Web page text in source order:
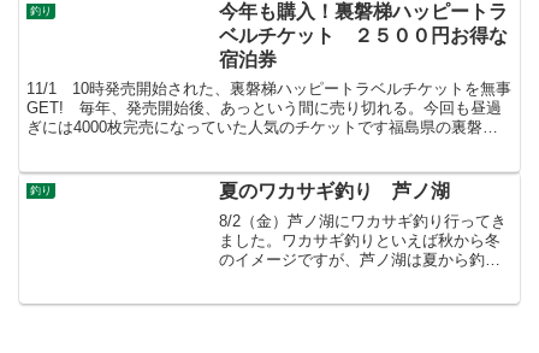
釣り
今年も購入！裏磐梯ハッピートラ
ベルチケット ２５００円お得な
宿泊券
11/1 10時発売開始された、裏磐梯ハッピートラベルチケットを無事
GET! 毎年、発売開始後、あっという間に売り切れる。今回も昼過
ぎには4000枚完売になっていた人気のチケットです福島県の裏磐梯
釣り 夏のワカサギ釣り 芦ノ湖
8/2（金）芦ノ湖にワカサギ釣り行ってき
ました。ワカサギ釣りといえば秋から冬
のイメージですが、芦ノ湖は夏から釣れ